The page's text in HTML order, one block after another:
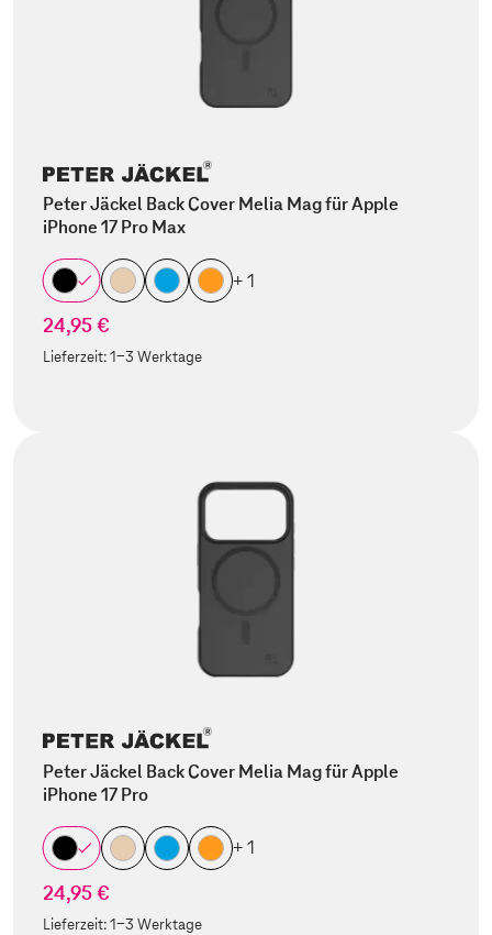
Peter Jäckel Back Cover Melia Mag für Apple
iPhone 17 Pro Max
+ 1
24,95 €
Lieferzeit:1-3 Werktage
Peter Jäckel Back Cover Melia Mag für Apple
iPhone 17 Pro
+ 1
24,95 €
Lieferzeit:1-3 Werktage